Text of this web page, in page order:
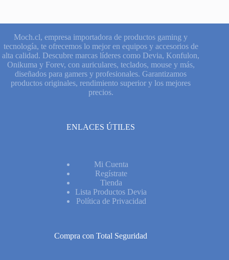
Moch.cl, empresa importadora de productos gaming y
tecnología, te ofrecemos lo mejor en equipos y accesorios de
alta calidad. Descubre marcas líderes como Devia, Konfulon,
Onikuma y Forev, con auriculares, teclados, mouse y más,
diseñados para gamers y profesionales. Garantizamos
productos originales, rendimiento superior y los mejores
precios.
ENLACES ÚTILES
Mi Cuenta
Regístrate
Tienda
Lista Productos Devia
Política de Privacidad
Compra con Total Seguridad